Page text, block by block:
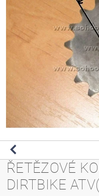
ŘETĚZOVÉ
DIRTBIKE